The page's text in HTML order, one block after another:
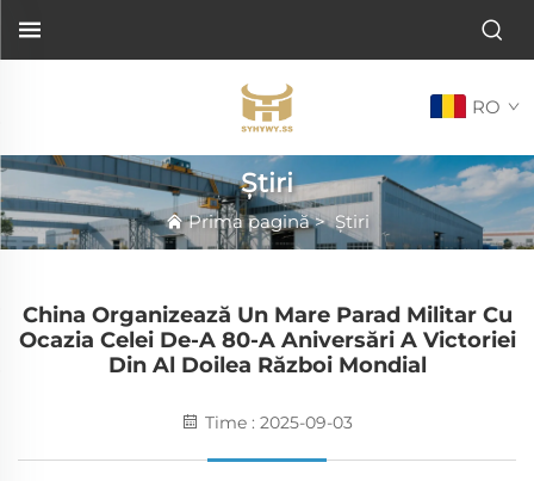
RO
Știri
Prima pagină>Știri
China Organizează Un Mare Parad Militar Cu
Ocazia Celei De-A 80-A Aniversări A Victoriei
Din Al Doilea Război Mondial
Time : 2025-09-03